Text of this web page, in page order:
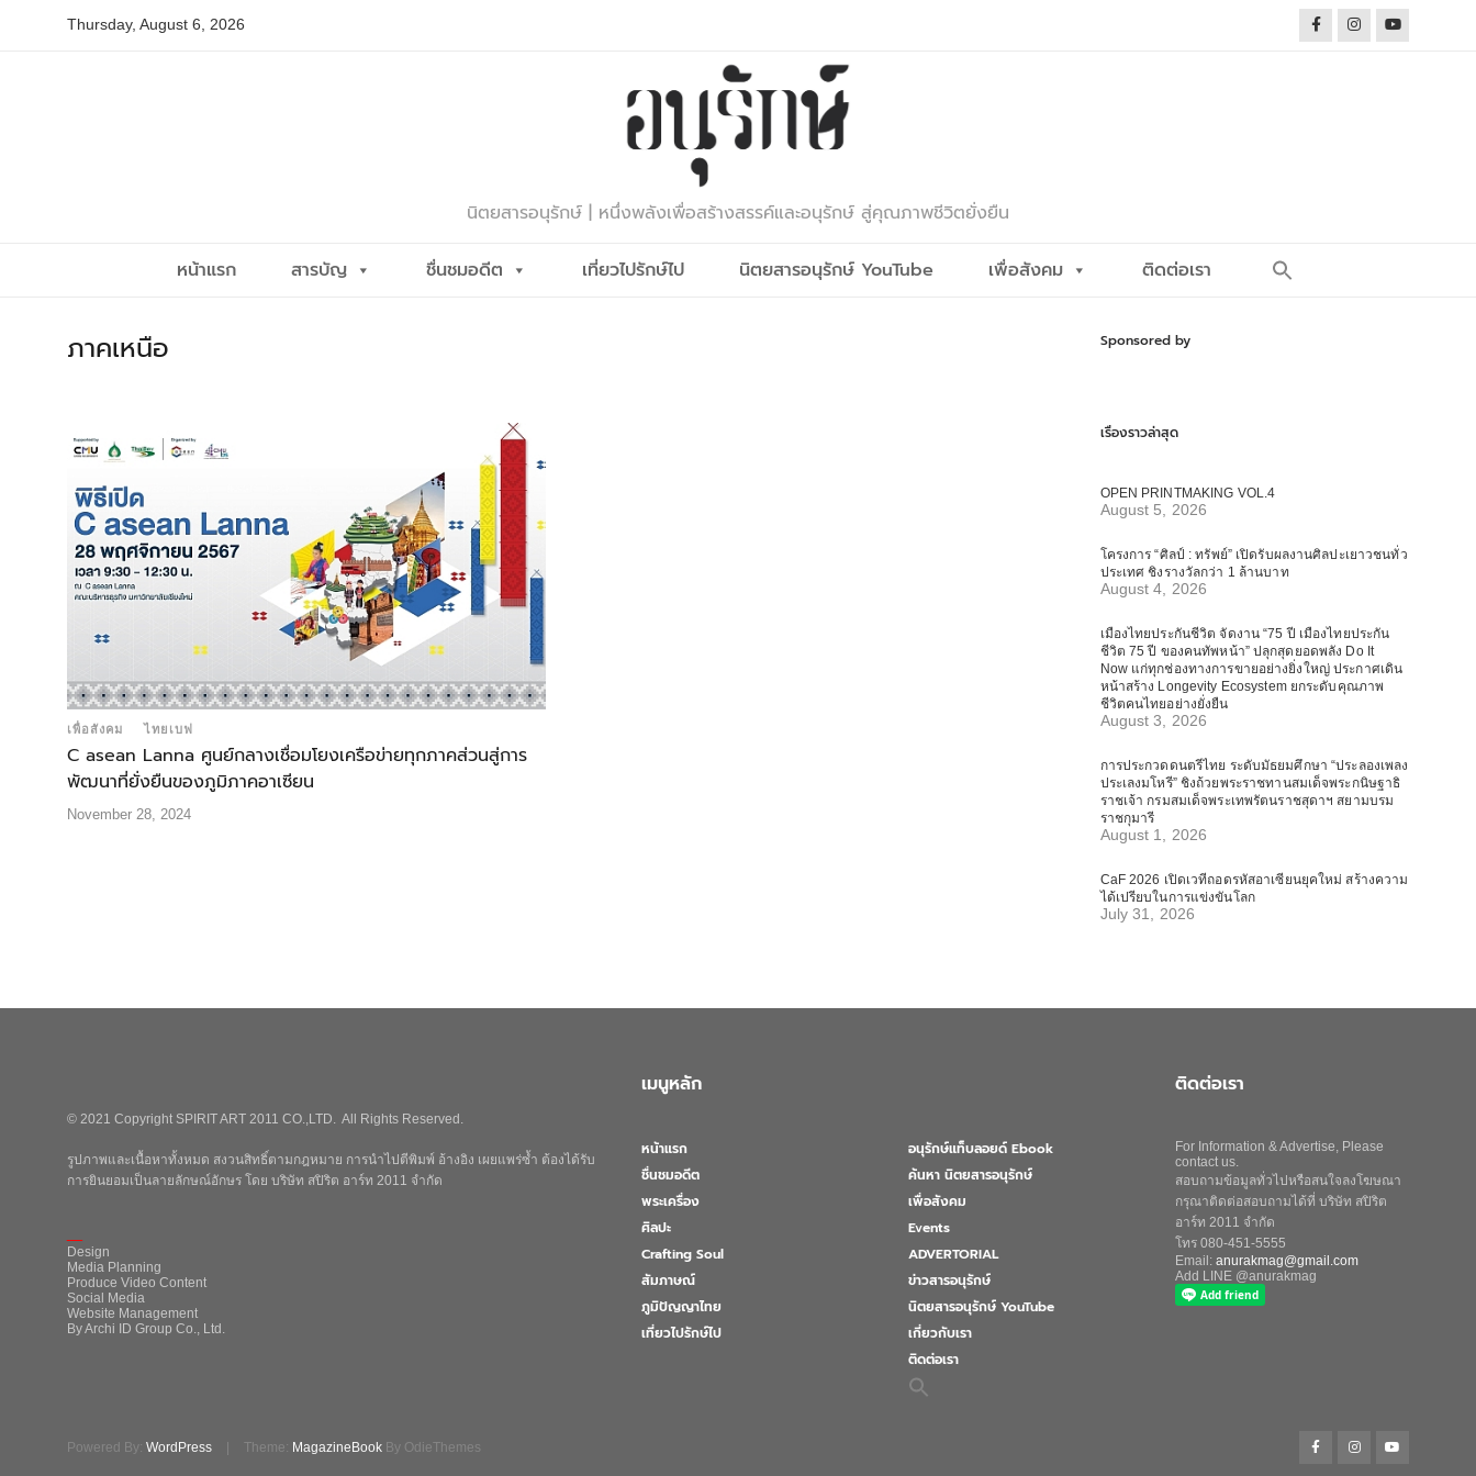
Thursday, August 6, 2026
นิตยสารอนุรักษ์ | หนึ่งพลังเพื่อสร้างสรรค์และอนุรักษ์ สู่คุณภาพชีวิตยั่งยืน
หน้าแรก สารบัญ ชื่นชมอดีต เที่ยวไปรักษ์ไป นิตยสารอนุรักษ์ YouTube เพื่อสังคม ติดต่อเรา
ภาคเหนือ
เพื่อสังคม ไทยเบฟ
C asean Lanna ศูนย์กลางเชื่อมโยงเครือข่ายทุกภาคส่วนสู่การ
พัฒนาที่ยั่งยืนของภูมิภาคอาเซียน
November 28, 2024
Sponsored by
เรื่องราวล่าสุด
OPEN PRINTMAKING VOL.4
August 5, 2026
โครงการ “ศิลป์ : ทรัพย์” เปิดรับผลงานศิลปะเยาวชนทั่ว
ประเทศ ชิงรางวัลกว่า 1 ล้านบาท
August 4, 2026
เมืองไทยประกันชีวิต จัดงาน “75 ปี เมืองไทยประกัน
ชีวิต 75 ปี ของคนทัพหน้า” ปลุกสุดยอดพลัง Do It
Now แก่ทุกช่องทางการขายอย่างยิ่งใหญ่ ประกาศเดิน
หน้าสร้าง Longevity Ecosystem ยกระดับคุณภาพ
ชีวิตคนไทยอย่างยั่งยืน
August 3, 2026
การประกวดดนตรีไทย ระดับมัธยมศึกษา “ประลองเพลง
ประเลงมโหรี” ชิงถ้วยพระราชทานสมเด็จพระกนิษฐาธิ
ราชเจ้า กรมสมเด็จพระเทพรัตนราชสุดาฯ สยามบรม
ราชกุมารี
August 1, 2026
CaF 2026 เปิดเวทีถอดรหัสอาเซียนยุคใหม่ สร้างความ
ได้เปรียบในการแข่งขันโลก
July 31, 2026
© 2021 Copyright SPIRIT ART 2011 CO.,LTD. All Rights Reserved.
รูปภาพและเนื้อหาทั้งหมด สงวนสิทธิ์ตามกฎหมาย การนำไปตีพิมพ์ อ้างอิง เผยแพร่ซ้ำ ต้องได้รับ
การยินยอมเป็นลายลักษณ์อักษร โดย บริษัท สปิริต อาร์ท 2011 จำกัด
Design
Media Planning
Produce Video Content
Social Media
Website Management
By Archi ID Group Co., Ltd.
เมนูหลัก
หน้าแรก
ชื่นชมอดีต
พระเครื่อง
ศิลปะ
Crafting Soul
สัมภาษณ์
ภูมิปัญญาไทย
เที่ยวไปรักษ์ไป
อนุรักษ์แท็บลอยด์ Ebook
ค้นหา นิตยสารอนุรักษ์
เพื่อสังคม
Events
ADVERTORIAL
ข่าวสารอนุรักษ์
นิตยสารอนุรักษ์ YouTube
เกี่ยวกับเรา
ติดต่อเรา
ติดต่อเรา
For Information & Advertise, Please
contact us.
สอบถามข้อมูลทั่วไปหรือสนใจลงโฆษณา
กรุณาติดต่อสอบถามได้ที่ บริษัท สปิริต
อาร์ท 2011 จำกัด
โทร 080-451-5555
Email: anurakmag@gmail.com
Add LINE @anurakmag
Powered By: WordPress Theme: MagazineBook By OdieThemes